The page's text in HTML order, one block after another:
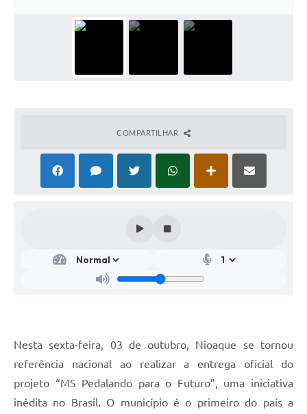
COMPARTILHAR
Nesta sexta-feira, 03 de outubro, Nioaque se tornou
referência nacional ao realizar a entrega oficial do
projeto “MS Pedalando para o Futuro”, uma iniciativa
inédita no Brasil. O município é o primeiro do país a